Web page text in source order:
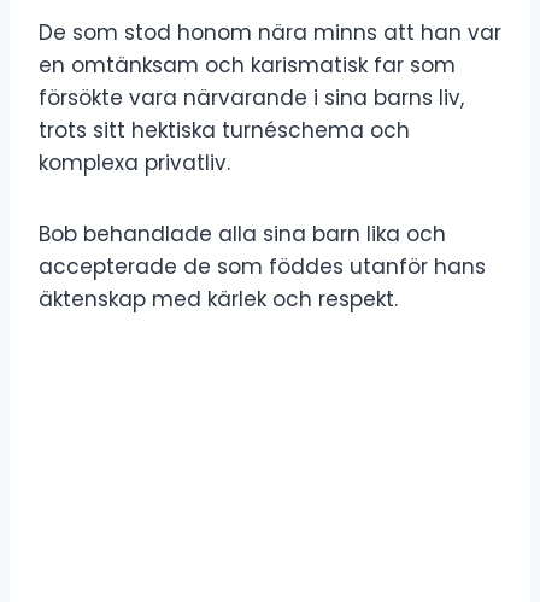
De som stod honom nära minns att han var
en omtänksam och karismatisk far som
försökte vara närvarande i sina barns liv,
trots sitt hektiska turnéschema och
komplexa privatliv.
Bob behandlade alla sina barn lika och
accepterade de som föddes utanför hans
äktenskap med kärlek och respekt.